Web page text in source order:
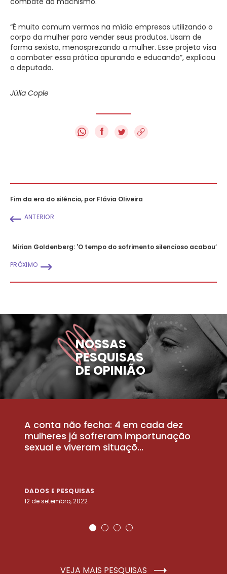
“É muito comum vermos na mídia empresas utilizando o
corpo da mulher para vender seus produtos. Usam de
forma sexista, menosprezando a mulher. Esse projeto visa
a combater essa prática apurando e educando”, explicou
a deputada.
Júlia Cople
f
Fim da era do silêncio, por Flávia Oliveira
ANTERIOR
Mirian Goldenberg: 'O tempo do sofrimento silencioso acabou’
PRÓXIMO
NOSSAS
PESQUISAS
DE OPINIÃO
A conta não fecha: 4 em cada dez
mulheres já sofreram importunação
sexual e viveram situaçõ...
DADOS E PESQUISAS
12 de setembro, 2022
VEJA MAIS PESQUISAS